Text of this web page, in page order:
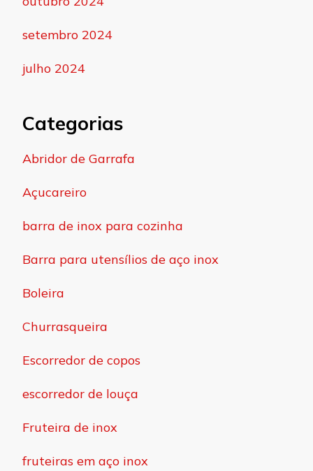
setembro 2024
julho 2024
Categorias
Abridor de Garrafa
Açucareiro
barra de inox para cozinha
Barra para utensílios de aço inox
Boleira
Churrasqueira
Escorredor de copos
escorredor de louça
Fruteira de inox
fruteiras em aço inox